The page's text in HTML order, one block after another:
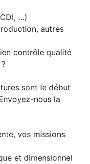
…)
autres
contrôle qualité
sont le début
nous la
vos missions
et dimensionnel